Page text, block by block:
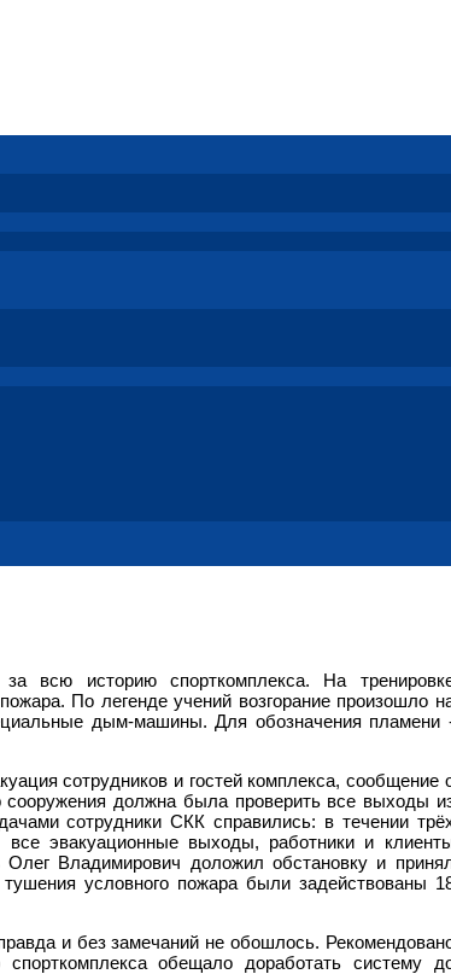
всю историю спорткомплекса. На
По легенде учений возгорание произошло
дым-машины. Для обозначения пламени
сотрудников и гостей комплекса, сообщение
сооружения должна была проверить все выходы
сотрудники СККсправились: в течении
эвакуационные выходы, работники и
Владимирович доложил обстановку и
условного пожара были задействованы
и без замечаний не обошлось.
обещало доработать систему